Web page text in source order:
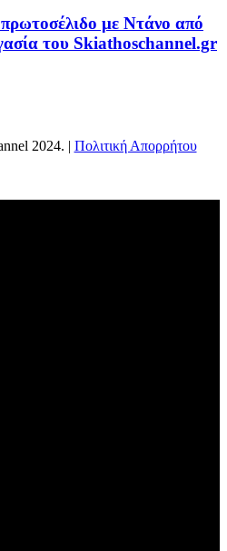
με Ντάνο από
του Skiathoschannel.gr
2024. | Πολιτική Απορρήτου